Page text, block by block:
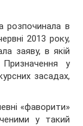
розпочинала в
2013 року,
заяву, в якій
у
засадах,
«фаворити»
у такий